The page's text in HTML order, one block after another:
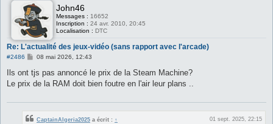
John46
Messages : 16652
Inscription : 24 avr. 2010, 20:45
Localisation : DTC
Re: L'actualité des jeux-vidéo (sans rapport avec l'arcade)
#2486
M
s
s
a
08 mai 2026, 12:43
Ils ont tjs pas annoncé le prix de la Steam Machine?
Le prix de la RAM doit bien foutre en l'air leur plans ..
CaptainAlgeria2025 a écrit : ↑
01 sept. 2025, 22:15